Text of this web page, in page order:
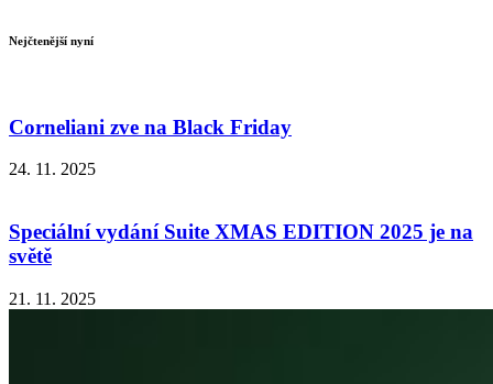
Nejčtenější nyní
Corneliani zve na Black Friday
24. 11. 2025
Speciální vydání Suite XMAS EDITION 2025 je na
světě
21. 11. 2025